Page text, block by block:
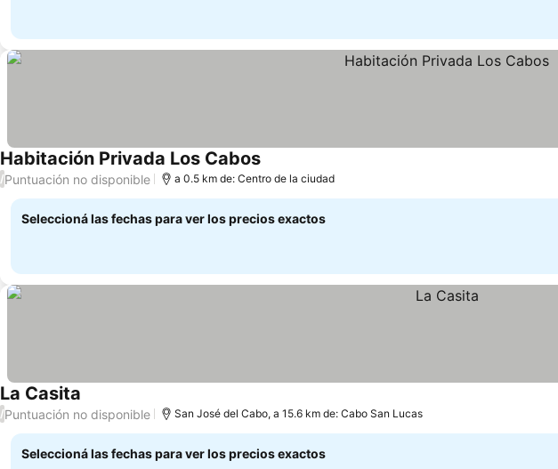
Habitación Privada Los CabosVer precios
/Puntuación no disponible a 0.5 km de: Centro de la ciudad
Seleccioná las fechas para ver los precios exactos
La Casita
/Puntuación no disponible San José del Cabo, a 15.6 km de: Cabo San Lucas
Seleccioná las fechas para ver los precios exactos